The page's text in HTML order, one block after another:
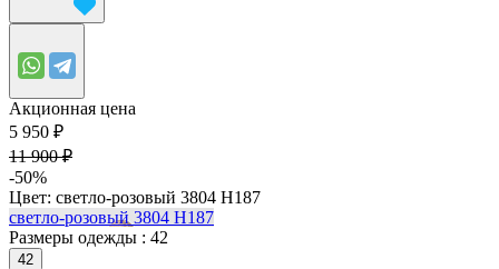
Акционная цена
5 950 ₽
11 900 ₽
-50%
Цвет: светло-розовый 3804 Н187
светло-розовый 3804 Н187
Размеры одежды : 42
42